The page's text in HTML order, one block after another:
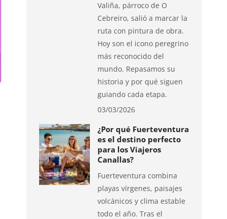
Valiña, párroco de O
Cebreiro, salió a marcar la
ruta con pintura de obra.
Hoy son el icono peregrino
más reconocido del
mundo. Repasamos su
historia y por qué siguen
guiando cada etapa.
03/03/2026
¿Por qué Fuerteventura
es el destino perfecto
para los Viajeros
Canallas?
Fuerteventura combina
playas vírgenes, paisajes
volcánicos y clima estable
todo el año. Tras el